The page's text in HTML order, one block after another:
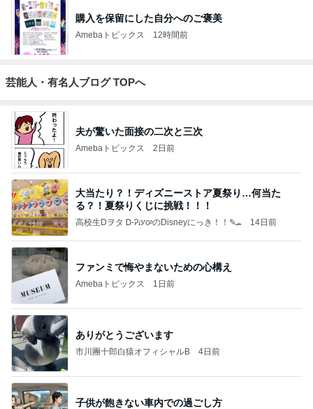
購入を保留にした自分へのご褒美
Amebaトピックス 12時間前
芸能人・有名人ブログ TOPへ
夫が驚いた面接の二次と三次
Amebaトピックス 2日前
大当たり？！ディズニーストア夏祭り…何当た
る？！夏祭りくじに挑戦！！！
高校生Dヲタ Ꭰ-ᎮꭵꭹꭴのDisneyにっき！！✎ܚ 14日前
ファンミで悔やまないための心構え
Amebaトピックス 1日前
ありがとうございます
市川團十郎白猿オフィシャルB 4日前
子供が飽きない車内での過ごし方